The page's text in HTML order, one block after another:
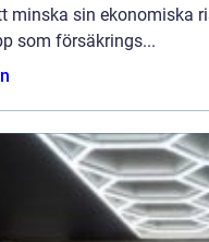
minska sin ekonomiska
som försäkrings...